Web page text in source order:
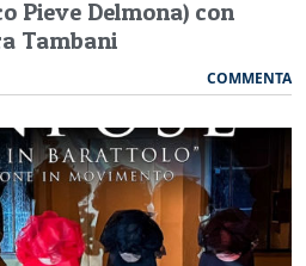
Pieve Delmona) con
Tambani
COMMENTA